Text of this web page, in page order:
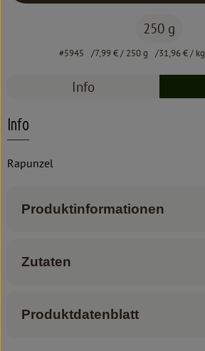
250 g
#5945 7,99 €/ 250 g 31,96 €/ kg
Info
Info
Rapunzel
Produktinformationen
Zutaten
Produktdatenblatt